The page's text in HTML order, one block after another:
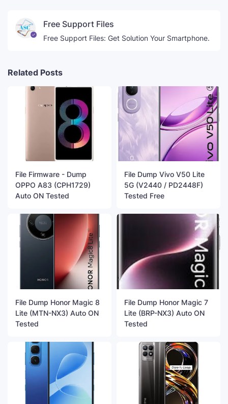
Free Support Files
Free Support Files: Get Solution Your Smartphone.
Related Posts
File Firmware - Dump
OPPO A83 (CPH1729)
Auto ON Tested
File Dump Vivo V50 Lite
5G (V2440 / PD2448F)
Tested Free
File Dump Honor Magic 8
Lite (MTN-NX3) Auto ON
Tested
File Dump Honor Magic 7
Lite (BRP-NX3) Auto ON
Tested